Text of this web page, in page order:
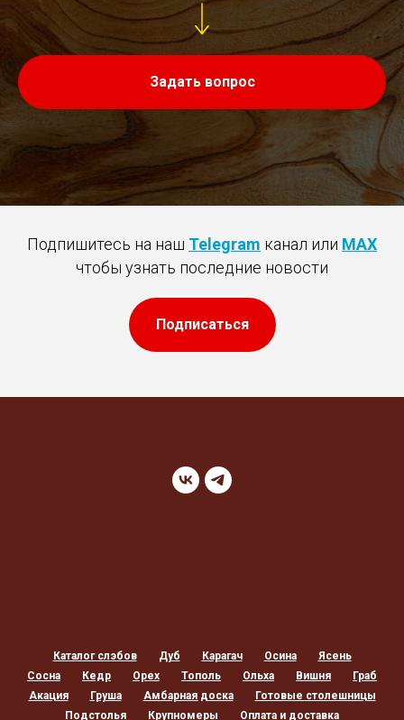
Задать вопрос
Подпишитесь на наш Telegram канал или MAX
чтобы узнать последние новости
Подписаться
Каталог слэбов Дуб Карагач Осина
Ясень
Сосна
Кедр Орех Тополь Ольха Вишня
Граб
Акация
Груша Амбарная доска
Готовые столешницы
Подстолья
Крупномеры Оплата и доставка